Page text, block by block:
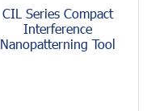
CIL Series Compact
Interference
Nanopatterning Tool